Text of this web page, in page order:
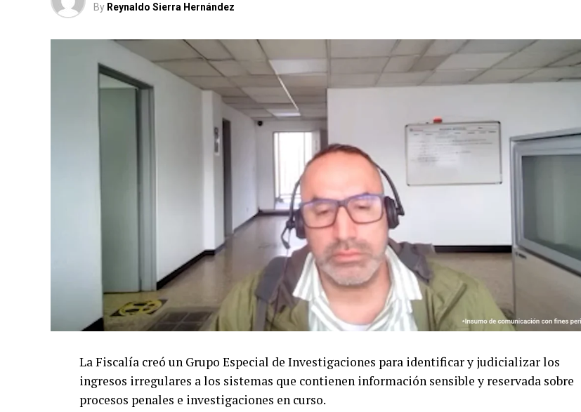
By Reynaldo Sierra Hernández
La Fiscalía creó un Grupo Especial de Investigaciones para identificar y judicializar los
ingresos irregulares a los sistemas que contienen información sensible y reservada sobre
procesos penales e investigaciones en curso.